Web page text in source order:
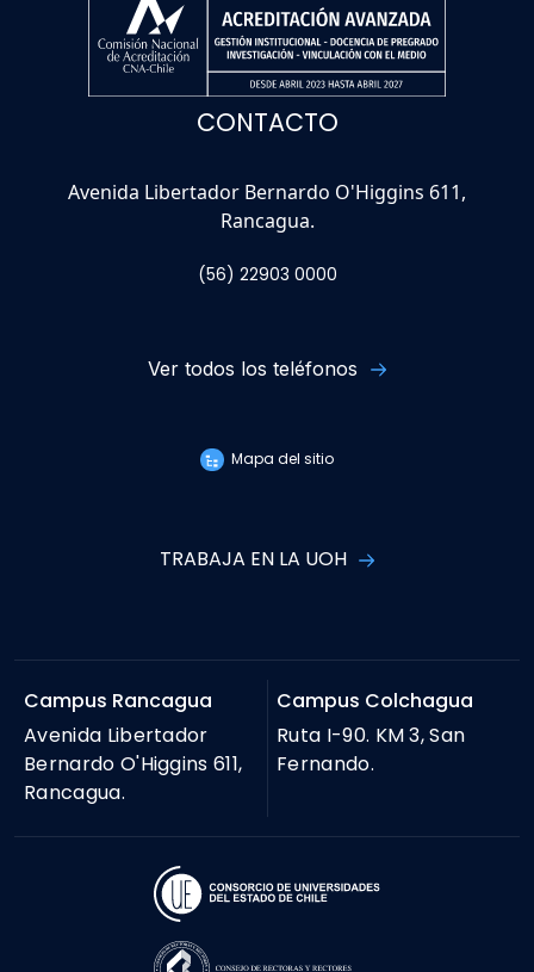
CONTACTO
Avenida Libertador Bernardo O'Higgins 611,
Rancagua.
(56) 22903 0000
Ver todos los teléfonos
Mapa del sitio
TRABAJA EN LA UOH
Campus Rancagua
Avenida Libertador
Bernardo O'Higgins 611,
Rancagua.
Campus Colchagua
Ruta I-90. KM 3, San
Fernando.